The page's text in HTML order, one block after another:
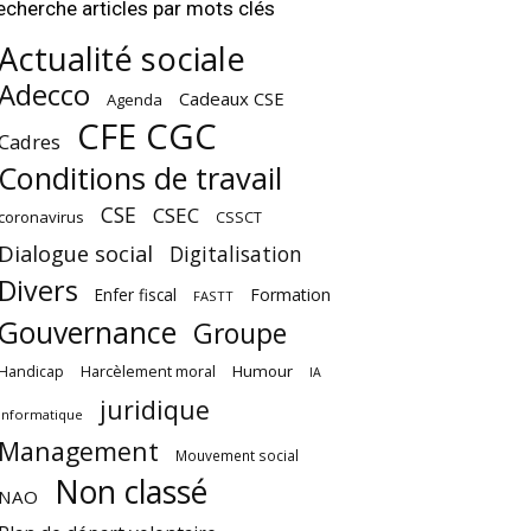
articles par mots clés
sociale
Agenda Cadeaux CSE
CFE CGC
de travail
CSE CSEC CSSCT
social Digitalisation
Enfer fiscal FASTT Formation
Groupe
Harcèlement moral Humour IA
juridique
Mouvement social
Non classé